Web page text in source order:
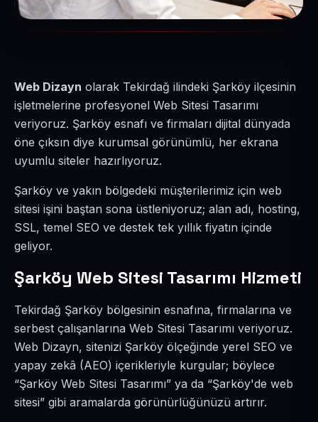
Web Dizayn olarak Tekirdağ ilindeki Şarköy ilçesinin
işletmelerine profesyonel Web Sitesi Tasarımı
veriyoruz. Şarköy esnafı ve firmaları dijital dünyada
öne çıksın diye kurumsal görünümlü, her ekrana
uyumlu siteler hazırlıyoruz.
Şarköy ve yakın bölgedeki müşterilerimiz için web
sitesi işini baştan sona üstleniyoruz; alan adı, hosting,
SSL, temel SEO ve destek tek yıllık fiyatın içinde
geliyor.
Şarköy Web Sitesi Tasarımı Hizmeti
Tekirdağ Şarköy bölgesinin esnafına, firmalarına ve
serbest çalışanlarına Web Sitesi Tasarımı veriyoruz.
Web Dizayn, sitenizi Şarköy ölçeğinde yerel SEO ve
yapay zekâ (AEO) içerikleriyle kurgular; böylece
“Şarköy Web Sitesi Tasarımı” ya da “Şarköy'de web
sitesi” gibi aramalarda görünürlüğünüzü artırır.